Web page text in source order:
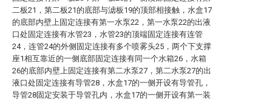
二板21，第二板21的底部与滤板19的顶部相接触，水盒17
的底部内壁上固定连接有第一水泵22，第一水泵22的出液
口处固定连接有水管23，水管23的顶端固定连接有连管
24，连管24的外侧固定连接有多个喷雾头25，两个下支撑
座1相互靠近的一侧底部固定连接有同一个水箱26，水箱
26的底部内壁上固定连接有第二水泵27，第二水泵27的出
液口处固定连接有导管28，水盒17的一侧开设有导管孔，
导管28固定安装于导管孔内，水盒17的一侧开设有第一装